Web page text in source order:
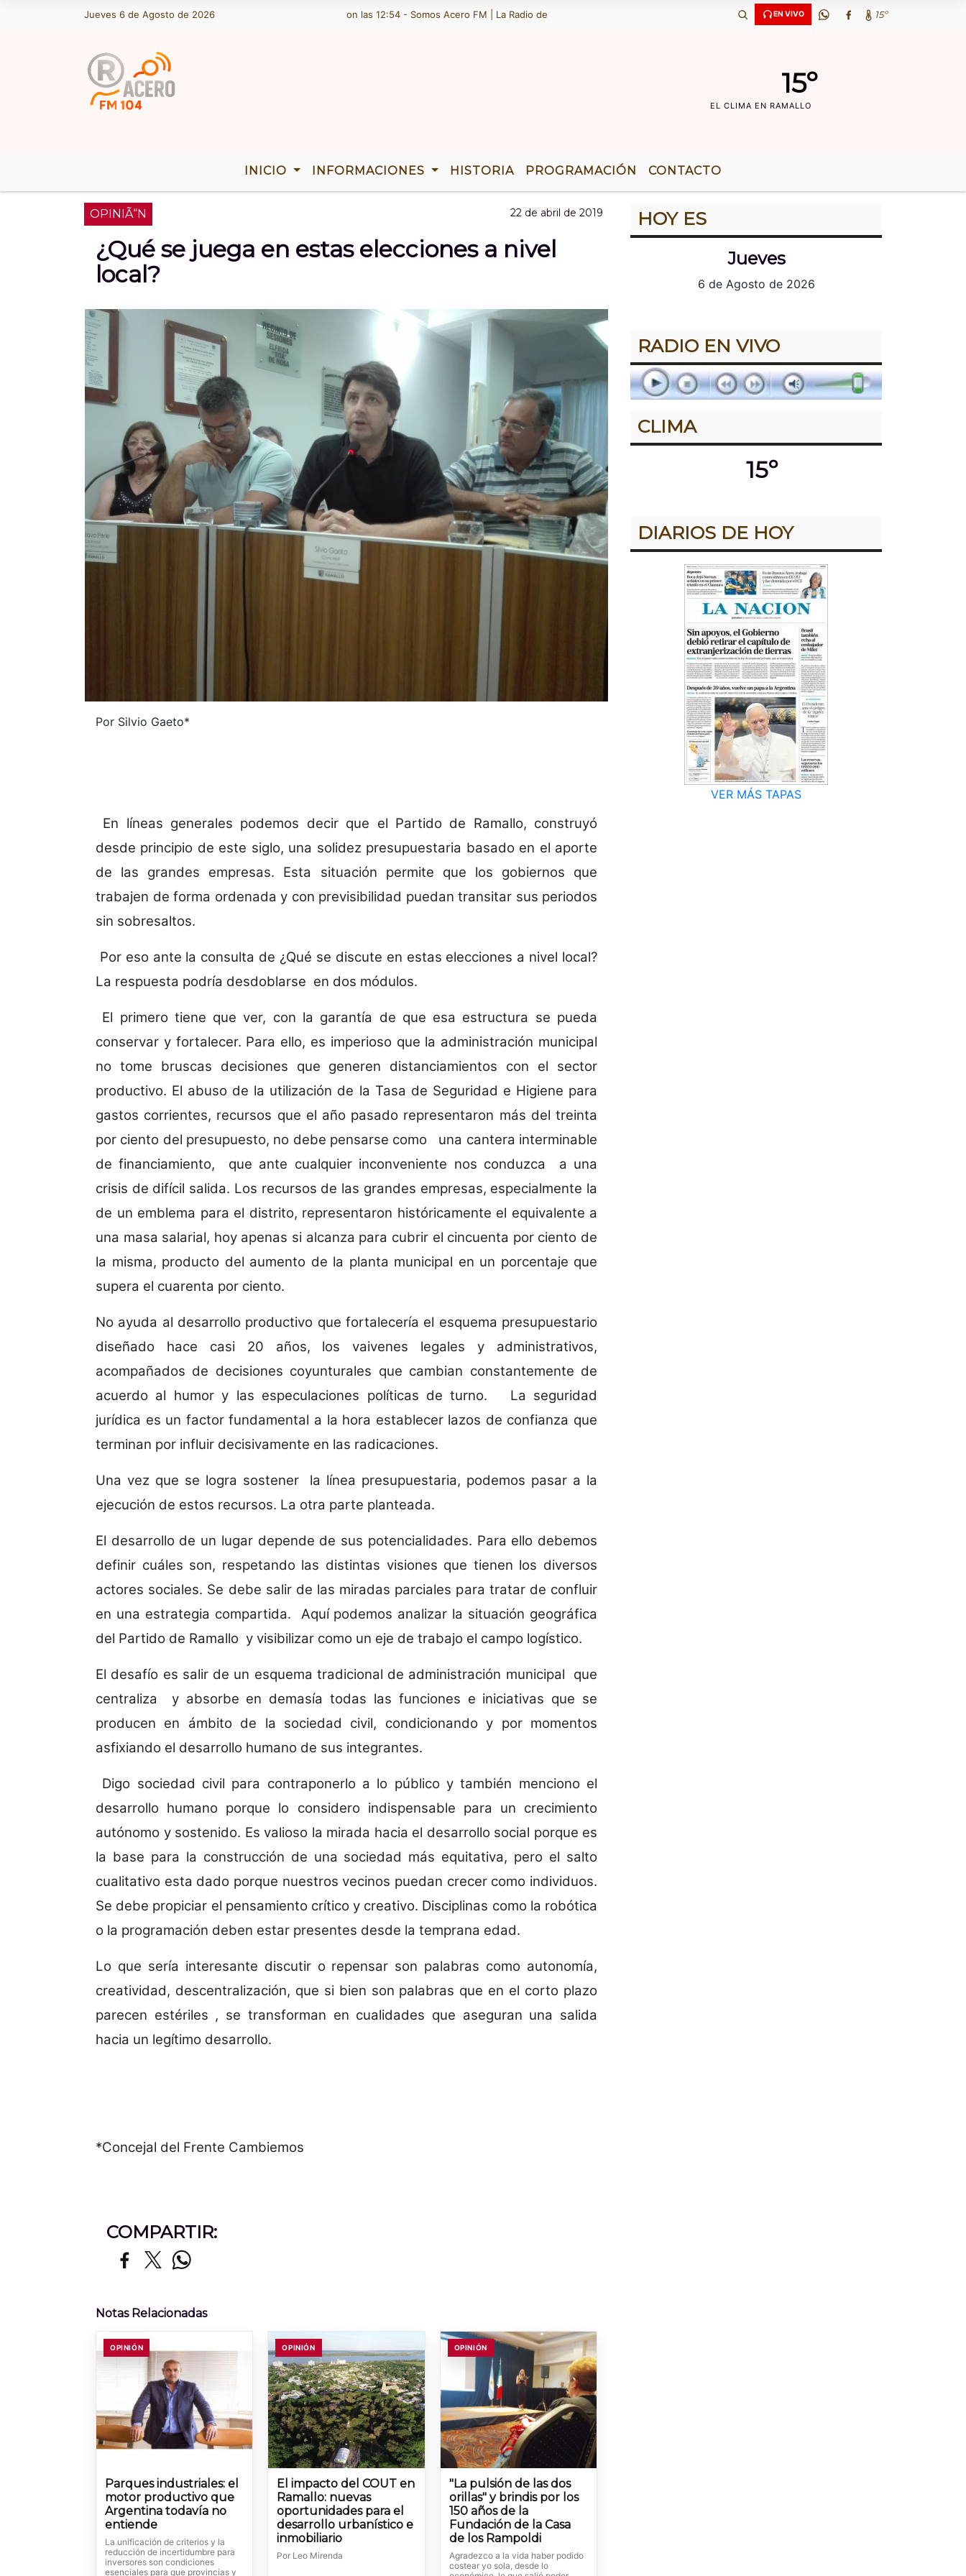
Jueves 6 de Agosto de 2026
Hoy es Jueves 6 de Agosto de 2026 y son las 12:54 - Somos Acero FM | La Radio de Ramallo | TENEMOS 36 AÃ‘OS DE RADIO | EN VIVO 15º
15º
EL CLIMA EN RAMALLO
INICIO INFORMACIONES HISTORIA PROGRAMACIÓN CONTACTO
OPINIÃ“N 22 de abril de 2019
¿Qué se juega en estas elecciones a nivel
local?
Por Silvio Gaeto*
En líneas generales podemos decir que el Partido de Ramallo, construyó
desde principio de este siglo, una solidez presupuestaria basado en el aporte
de las grandes empresas. Esta situación permite que los gobiernos que
trabajen de forma ordenada y con previsibilidad puedan transitar sus periodos
sin sobresaltos.
Por eso ante la consulta de ¿Qué se discute en estas elecciones a nivel local?
La respuesta podría desdoblarse en dos módulos.
El primero tiene que ver, con la garantía de que esa estructura se pueda
conservar y fortalecer. Para ello, es imperioso que la administración municipal
no tome bruscas decisiones que generen distanciamientos con el sector
productivo. El abuso de la utilización de la Tasa de Seguridad e Higiene para
gastos corrientes, recursos que el año pasado representaron más del treinta
por ciento del presupuesto, no debe pensarse como una cantera interminable
de financiamiento, que ante cualquier inconveniente nos conduzca a una
crisis de difícil salida. Los recursos de las grandes empresas, especialmente la
de un emblema para el distrito, representaron históricamente el equivalente a
una masa salarial, hoy apenas si alcanza para cubrir el cincuenta por ciento de
la misma, producto del aumento de la planta municipal en un porcentaje que
supera el cuarenta por ciento.
No ayuda al desarrollo productivo que fortalecería el esquema presupuestario
diseñado hace casi 20 años, los vaivenes legales y administrativos,
acompañados de decisiones coyunturales que cambian constantemente de
acuerdo al humor y las especulaciones políticas de turno. La seguridad
jurídica es un factor fundamental a la hora establecer lazos de confianza que
terminan por influir decisivamente en las radicaciones.
Una vez que se logra sostener la línea presupuestaria, podemos pasar a la
ejecución de estos recursos. La otra parte planteada.
El desarrollo de un lugar depende de sus potencialidades. Para ello debemos
definir cuáles son, respetando las distintas visiones que tienen los diversos
actores sociales. Se debe salir de las miradas parciales para tratar de confluir
en una estrategia compartida. Aquí podemos analizar la situación geográfica
del Partido de Ramallo y visibilizar como un eje de trabajo el campo logístico.
El desafío es salir de un esquema tradicional de administración municipal que
centraliza y absorbe en demasía todas las funciones e iniciativas que se
producen en ámbito de la sociedad civil, condicionando y por momentos
asfixiando el desarrollo humano de sus integrantes.
Digo sociedad civil para contraponerlo a lo público y también menciono el
desarrollo humano porque lo considero indispensable para un crecimiento
autónomo y sostenido. Es valioso la mirada hacia el desarrollo social porque es
la base para la construcción de una sociedad más equitativa, pero el salto
cualitativo esta dado porque nuestros vecinos puedan crecer como individuos.
Se debe propiciar el pensamiento crítico y creativo. Disciplinas como la robótica
o la programación deben estar presentes desde la temprana edad.
Lo que sería interesante discutir o repensar son palabras como autonomía,
creatividad, descentralización, que si bien son palabras que en el corto plazo
parecen estériles , se transforman en cualidades que aseguran una salida
hacia un legítimo desarrollo.
*Concejal del Frente Cambiemos
COMPARTIR:
Notas Relacionadas
OPINIÓN
Parques industriales: el
motor productivo que
Argentina todavía no
entiende
La unificación de criterios y la
reducción de incertidumbre para
inversores son condiciones
esenciales para que provincias y
OPINIÓN
El impacto del COUT en
Ramallo: nuevas
oportunidades para el
desarrollo urbanístico e
inmobiliario
Por Leo Mirenda
OPINIÓN
"La pulsión de las dos
orillas" y brindis por los
150 años de la
Fundación de la Casa
de los Rampoldi
Agradezco a la vida haber podido
costear yo sola, desde lo
HOY ES
Jueves
6 de Agosto de 2026
RADIO EN VIVO
CLIMA
15º
DIARIOS DE HOY
VER MÁS TAPAS